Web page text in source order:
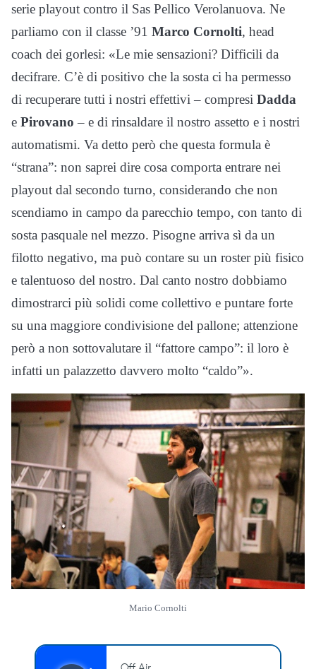
serie playout contro il Sas Pellico Verolanuova. Ne
parliamo con il classe ’91 Marco Cornolti, head
coach dei gorlesi: «Le mie sensazioni? Difficili da
decifrare. C’è di positivo che la sosta ci ha permesso
di recuperare tutti i nostri effettivi – compresi Dadda
e Pirovano – e di rinsaldare il nostro assetto e i nostri
automatismi. Va detto però che questa formula è
“strana”: non saprei dire cosa comporta entrare nei
playout dal secondo turno, considerando che non
scendiamo in campo da parecchio tempo, con tanto di
sosta pasquale nel mezzo. Pisogne arriva sì da un
filotto negativo, ma può contare su un roster più fisico
e talentuoso del nostro. Dal canto nostro dobbiamo
dimostrarci più solidi come collettivo e puntare forte
su una maggiore condivisione del pallone; attenzione
però a non sottovalutare il “fattore campo”: il loro è
infatti un palazzetto davvero molto “caldo”».
Mario Cornolti